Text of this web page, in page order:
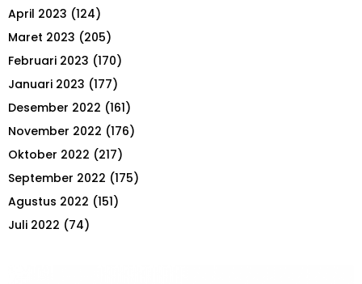
April 2023 (124)
Maret 2023 (205)
Februari 2023 (170)
Januari 2023 (177)
Desember 2022 (161)
November 2022 (176)
Oktober 2022 (217)
September 2022 (175)
Agustus 2022 (151)
Juli 2022 (74)